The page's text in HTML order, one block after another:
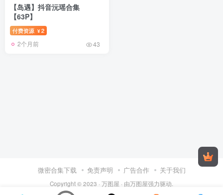
【岛遇】抖音沅瑶合集
【63P】
付费资源 ¥2
2个月前 43
微密合集下载 免责声明 广告合作 关于我们
Copyright © 2023 · 万图屋 · 由万图屋强力驱动.